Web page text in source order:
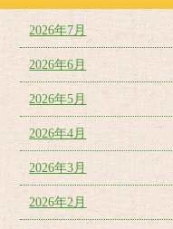
2026年7月
2026年6月
2026年5月
2026年4月
2026年3月
2026年2月